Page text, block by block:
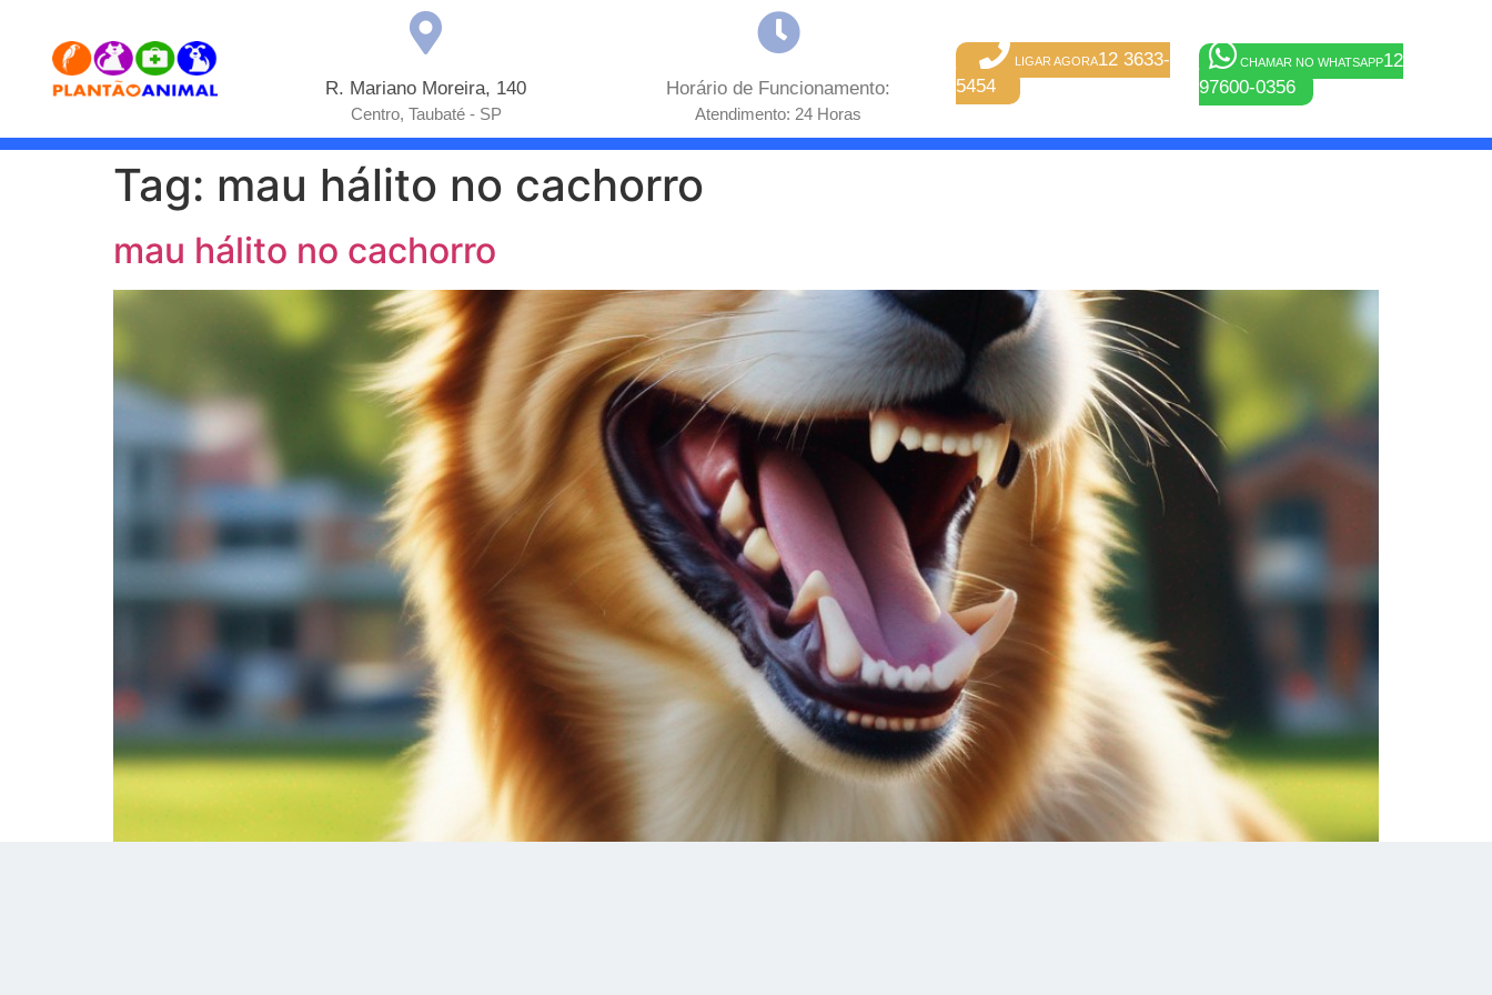
R. Mariano Moreira, 140
Centro, Taubaté - SP
Horário de Funcionamento:
Atendimento: 24 Horas
LIGAR AGORA12 3633-
5454
CHAMAR NO WHATSAPP12
97600-0356
Tag: mau hálito no cachorro
mau hálito no cachorro